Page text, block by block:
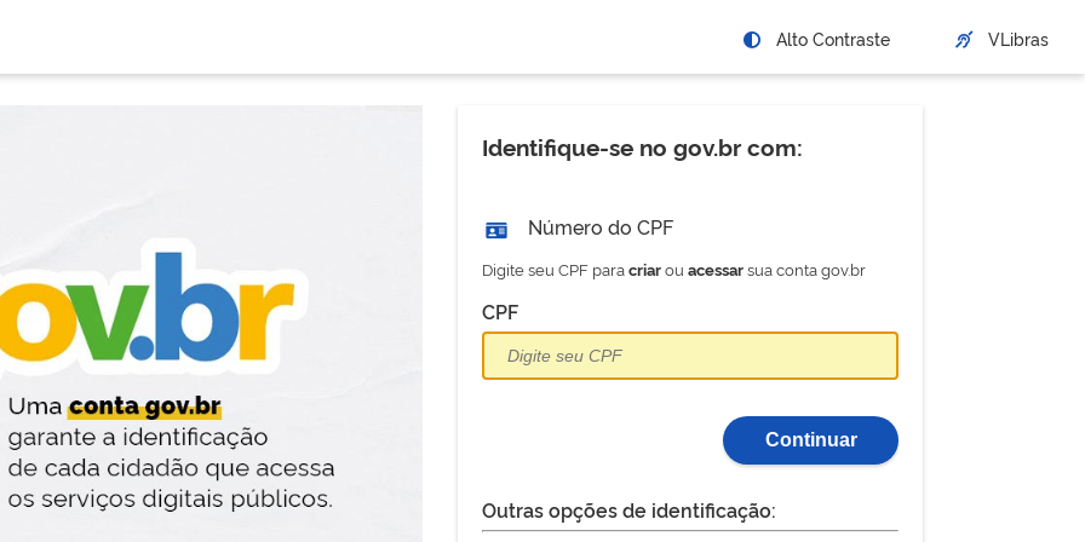
Alto Contraste VLibras
Identifique-se no gov.br com:
Número do CPF
Digite seu CPF paracriarouacessarsua conta gov.br
CPF
Continuar
Outras opções de identificação: